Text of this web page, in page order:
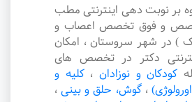
بر نوبت دهی اینترنتی مطب
و فوق تخصص اعصاب و
) در شهر سروستان ، امکان
دکتر در تخصص های
کودکان و نوزادان ،کلیه و
،گوش، حلق و بینی ،